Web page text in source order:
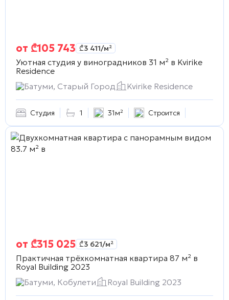
от ₾105 743 ₾3 411/м²
Уютная студия у виноградников 31 м² в Kvirike
Residence
Батуми, Старый Город
Kvirike Residence
Студия 1 31м² Строится
от ₾315 025 ₾3 621/м²
Практичная трёхкомнатная квартира 87 м² в
Royal Building 2023
Батуми, Кобулети
Royal Building 2023